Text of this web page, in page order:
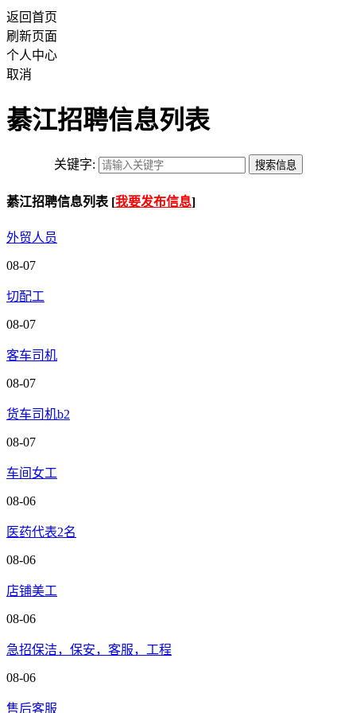
返回首页
刷新页面
个人中心
取消
綦江招聘信息列表
关键字:
綦江招聘信息列表 [我要发布信息]
外贸人员
08-07
切配工
08-07
客车司机
08-07
货车司机b2
08-07
车间女工
08-06
医药代表2名
08-06
店铺美工
08-06
急招保洁，保安，客服，工程
08-06
售后客服